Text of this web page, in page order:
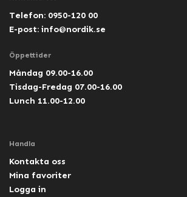
Telefon: 0950-120 00
E-post: info@nordik.se
Öppettider
Måndag 09.00-16.00
Tisdag-Fredag 07.00-16.00
Lunch 11.00-12.00
Handla
Kontakta oss
Mina favoriter
Logga in